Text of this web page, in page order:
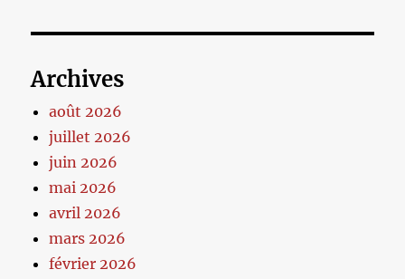
Archives
août 2026
juillet 2026
juin 2026
mai 2026
avril 2026
mars 2026
février 2026